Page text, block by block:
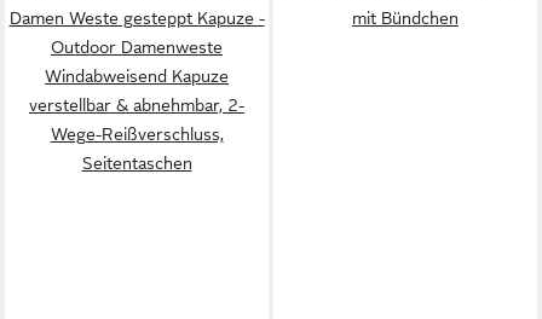
Damen Weste gesteppt Kapuze -
Outdoor Damenweste
Windabweisend Kapuze
verstellbar & abnehmbar, 2-
Wege-Reißverschluss,
Seitentaschen
mit Bündchen